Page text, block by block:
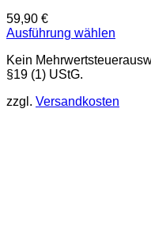
59,90 €
Ausführung wählen
Produkt
weist
Varianten
Kein
§19 (1) UStG.
zzgl. Versandkosten